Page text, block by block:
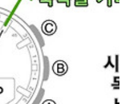
(트윈 센서, 트리플 센서, 그
. 원래는 트리플 센서부터 다
팅부터 마무리하고 이어가기